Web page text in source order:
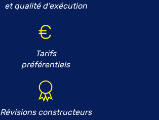
et qualité d'exécution
Tarifs
préférentiels
Révisions constructeurs